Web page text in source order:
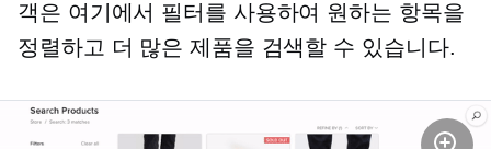
객은 여기에서 필터를 사용하여 원하는 항목을
정렬하고 더 많은 제품을 검색할 수 있습니다.